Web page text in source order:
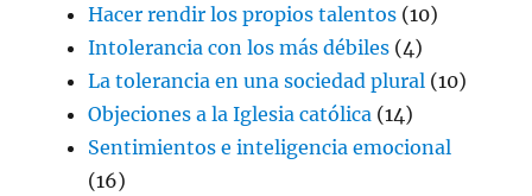
Hacer rendir los propios talentos (10)
Intolerancia con los más débiles (4)
La tolerancia en una sociedad plural (10)
Objeciones a la Iglesia católica (14)
Sentimientos e inteligencia emocional
(16)